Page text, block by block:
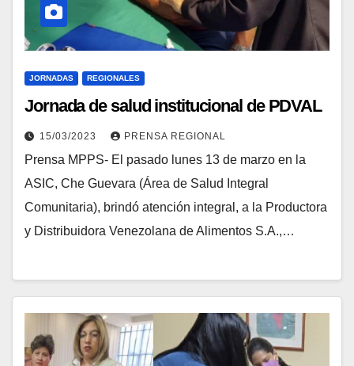
JORNADAS REGIONALES
Jornada de salud institucional de PDVAL
15/03/2023 PRENSA REGIONAL
Prensa MPPS- El pasado lunes 13 de marzo en la
ASIC, Che Guevara (Área de Salud Integral
Comunitaria), brindó atención integral, a la Productora
y Distribuidora Venezolana de Alimentos S.A.,…